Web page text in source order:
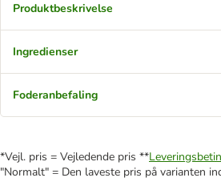
Produktbeskrivelse
Ingredienser
Foderanbefaling
*Vejl. pris = Vejledende pris **
"Normalt" = Den laveste pris på varianten